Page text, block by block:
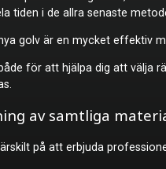
tiden i de allra senaste
golv är en mycket effektiv
för att hjälpa dig att välja
av samtliga
på att erbjuda